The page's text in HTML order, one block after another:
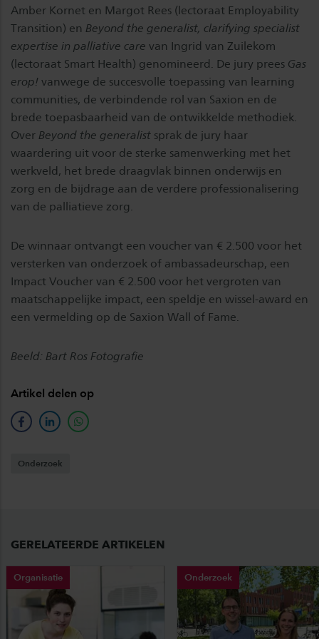
Amber Kornet en Margot Rees (lectoraat Employability
Transition) en Beyond the generalist, clarifying specialist
expertise in palliative care van Ingrid van Zuilekom
(lectoraat Smart Health) genomineerd. De jury prees Gas
erop! vanwege de succesvolle toepassing van learning
communities, de verbindende rol van Saxion en de
brede toepasbaarheid van de ontwikkelde methodiek.
Over Beyond the generalist sprak de jury haar
waardering uit voor de sterke samenwerking met het
werkveld, het brede draagvlak binnen onderwijs en
zorg en de bijdrage aan de verdere professionalisering
van de palliatieve zorg.
De winnaar ontvangt een voucher van € 2.500 voor het
versterken van onderzoek of ambassadeurschap, een
Impact Voucher van € 2.500 voor het vergroten van
maatschappelijke impact, een speldje en wissel-award en
een vermelding op de Saxion Wall of Fame.
Beeld: Bart Ros Fotografie
Artikel delen op
facebooklinkedinwhatsapp
Onderzoek
GERELATEERDE ARTIKELEN
Organisatie Onderzoek